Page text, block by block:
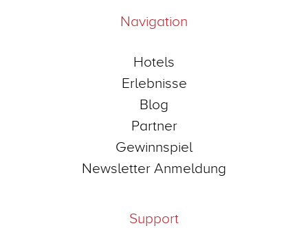
Navigation
Hotels
Erlebnisse
Blog
Partner
Gewinnspiel
Newsletter Anmeldung
Support